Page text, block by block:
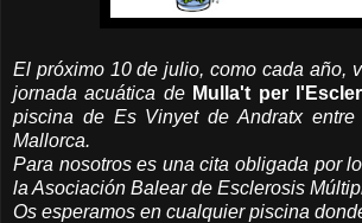
El próximo 10 de julio, como cada año,
jornada acuática de Mulla't per
piscina de Es Vinyet de Andratx
Mallorca.
Para nosotros es una cita obligada por
la Asociación Balear de Esclerosis
Os esperamos en cualquier piscina